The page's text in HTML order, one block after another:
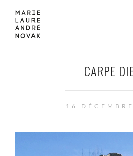
CARPE
16